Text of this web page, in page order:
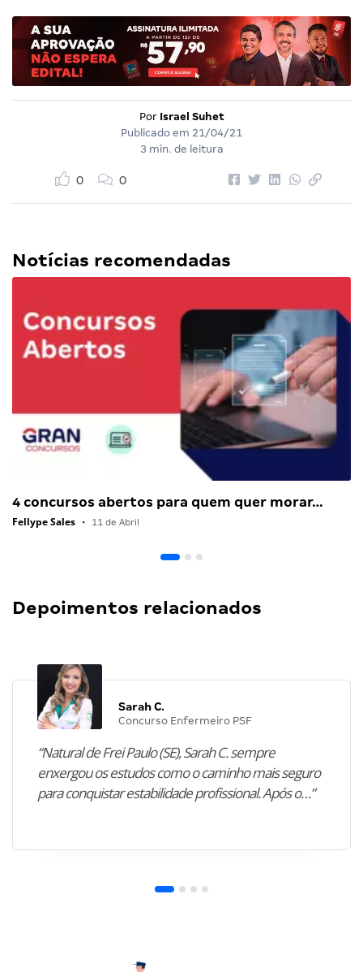
Por Israel Suhet
Publicado em 21/04/21
3 min. de leitura
0 0
Notícias recomendadas
4 concursos abertos para quem quer morar…
Fellype Sales • 11 de Abril
Depoimentos relacionados
Sarah C.
Concurso Enfermeiro PSF
“Natural de Frei Paulo (SE), Sarah C. sempre
enxergou os estudos como o caminho mais seguro
para conquistar estabilidade profissional. Após o…”